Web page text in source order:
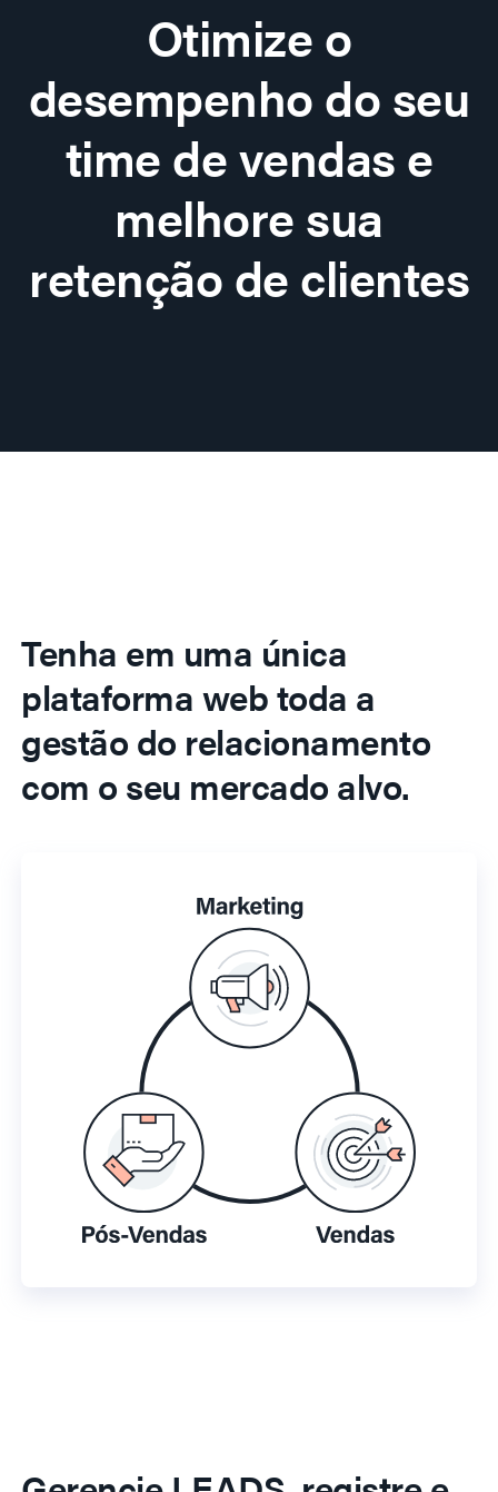
Otimize o
desempenho do seu
time de vendas e
melhore sua
retenção de clientes
Tenha em uma única
plataforma web toda a
gestão do relacionamento
com o seu mercado alvo.